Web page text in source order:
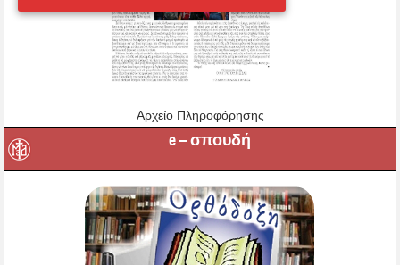
Αρχείο Πληροφόρησης
e – σπουδή